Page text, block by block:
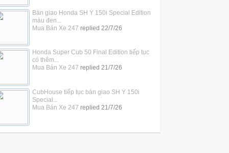
Bàn giao Honda SH Ý 150i Special Edition
màu đen...
Mua Bán Xe 247 replied 22/7/26
Honda Super Cub 50 Final Edition tiếp tục
có thêm...
Mua Bán Xe 247 replied 21/7/26
CubHouse tiếp tục bàn giao SH Ý 150i
Special...
Mua Bán Xe 247 replied 21/7/26